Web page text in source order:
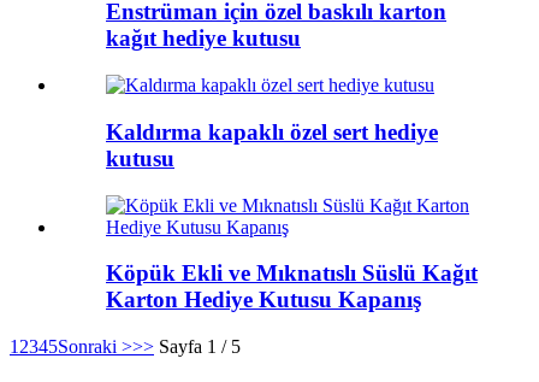
Enstrüman için özel baskılı karton
kağıt hediye kutusu
Kaldırma kapaklı özel sert hediye
kutusu
Köpük Ekli ve Mıknatıslı Süslü Kağıt
Karton Hediye Kutusu Kapanış
1 2345Sonraki >>> Sayfa 1 / 5